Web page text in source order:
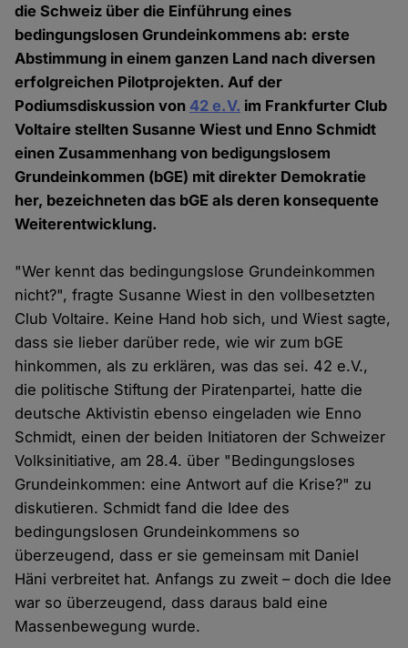
die Schweiz über die Einführung eines
bedingungslosen Grundeinkommens ab: erste
Abstimmung in einem ganzen Land nach diversen
erfolgreichen Pilotprojekten. Auf der
Podiumsdiskussion von 42 e.V. im Frankfurter Club
Voltaire stellten Susanne Wiest und Enno Schmidt
einen Zusammenhang von bedigungslosem
Grundeinkommen (bGE) mit direkter Demokratie
her, bezeichneten das bGE als deren konsequente
Weiterentwicklung.
"Wer kennt das bedingungslose Grundeinkommen
nicht?", fragte Susanne Wiest in den vollbesetzten
Club Voltaire. Keine Hand hob sich, und Wiest sagte,
dass sie lieber darüber rede, wie wir zum bGE
hinkommen, als zu erklären, was das sei. 42 e.V.,
die politische Stiftung der Piratenpartei, hatte die
deutsche Aktivistin ebenso eingeladen wie Enno
Schmidt, einen der beiden Initiatoren der Schweizer
Volksinitiative, am 28.4. über "Bedingungsloses
Grundeinkommen: eine Antwort auf die Krise?" zu
diskutieren. Schmidt fand die Idee des
bedingungslosen Grundeinkommens so
überzeugend, dass er sie gemeinsam mit Daniel
Häni verbreitet hat. Anfangs zu zweit – doch die Idee
war so überzeugend, dass daraus bald eine
Massenbewegung wurde.